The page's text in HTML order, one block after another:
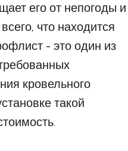
его от непогоды и
что находится
- это один из
кровельного
такой